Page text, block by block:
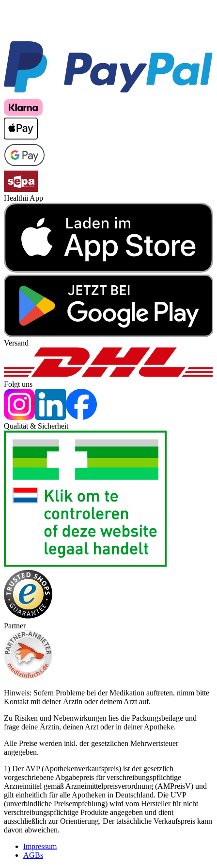
Healthii App
Versand
Folgt uns
Qualität & Sicherheit
Partner
Hinweis: Sofern Probleme bei der Medikation auftreten, nimm bitte
Kontakt mit deiner Ärztin oder deinem Arzt auf.
Zu Risiken und Nebenwirkungen lies die Packungsbeilage und
frage deine Ärztin, deinen Arzt oder in deiner Apotheke.
Alle Preise werden inkl. der gesetzlichen Mehrwertsteuer
angegeben.
1) Der AVP (Apothekenverkaufspreis) ist der gesetzlich
vorgeschriebene Abgabepreis für verschreibungspflichtige
Arzneimittel gemäß Arzneimittelpreisverordnung (AMPreisV) und
gilt einheitlich für alle Apotheken in Deutschland. Die UVP
(unverbindliche Preisempfehlung) wird vom Hersteller für nicht
verschreibungspflichtige Produkte angegeben und dient
ausschließlich zur Orientierung. Der tatsächliche Verkaufspreis kann
davon abweichen.
Impressum
AGBs